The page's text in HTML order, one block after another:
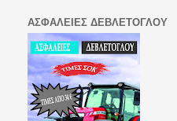
ΑΣΦΑΛΕΙΕΣ ΔΕΒΛΕΤΟΓΛΟΥ